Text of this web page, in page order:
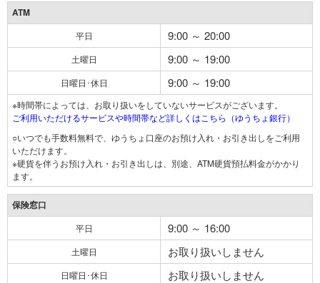
ATM
平日 9:00 ～ 20:00
土曜日 9:00 ～ 19:00
日曜日･休日 9:00 ～ 19:00
※時間帯によっては、お取り扱いをしていないサービスがございます。
ご利用いただけるサービスや時間帯など詳しくはこちら（ゆうちょ銀行）
○いつでも手数料無料で、ゆうちょ口座のお預け入れ・お引き出しをご利用
いただけます。
※硬貨を伴うお預け入れ・お引き出しは、別途、ATM硬貨預払料金がかかり
ます。
保険窓口
平日 9:00 ～ 16:00
土曜日 お取り扱いしません
日曜日･休日 お取り扱いしません